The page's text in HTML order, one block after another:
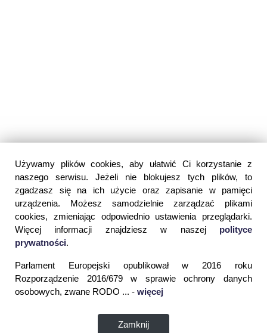
Używamy plików cookies, aby ułatwić Ci korzystanie z
naszego serwisu. Jeżeli nie blokujesz tych plików, to
zgadzasz się na ich użycie oraz zapisanie w pamięci
urządzenia. Możesz samodzielnie zarządzać plikami
cookies, zmieniając odpowiednio ustawienia przeglądarki.
Więcej informacji znajdziesz w naszej polityce
prywatności.
Parlament Europejski opublikował w 2016 roku
Rozporządzenie 2016/679 w sprawie ochrony danych
osobowych, zwane RODO ... - więcej
Zamknij